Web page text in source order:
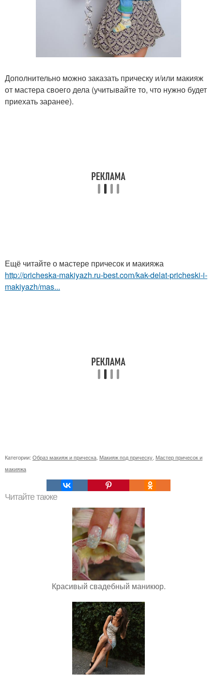
Дополнительно можно заказать прическу и/или макияж
от мастера своего дела (учитывайте то, что нужно будет
приехать заранее).
Ещё читайте о мастере причесок и макияжа
http://pricheska-makiyazh.ru-best.com/kak-delat-pricheski-i-
makiyazh/mas...
Категории: Образ макияж и прическа Макияж под прическу Мастер причесок и
макияжа
Читайте также
Красивый свадебный маникюр.